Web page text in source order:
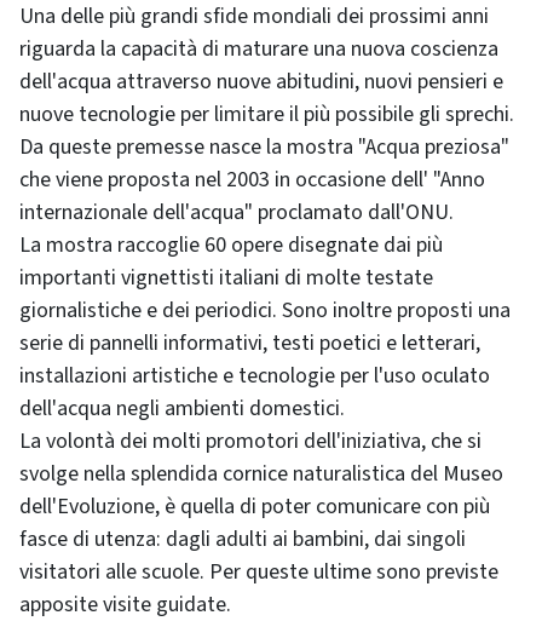
Una delle più grandi sfide mondiali dei prossimi anni
riguarda la capacità di maturare una nuova coscienza
dell'acqua attraverso nuove abitudini, nuovi pensieri e
nuove tecnologie per limitare il più possibile gli sprechi.
Da queste premesse nasce la mostra "Acqua preziosa"
che viene proposta nel 2003 in occasione dell' "Anno
internazionale dell'acqua" proclamato dall'ONU.
La mostra raccoglie 60 opere disegnate dai più
importanti vignettisti italiani di molte testate
giornalistiche e dei periodici. Sono inoltre proposti una
serie di pannelli informativi, testi poetici e letterari,
installazioni artistiche e tecnologie per l'uso oculato
dell'acqua negli ambienti domestici.
La volontà dei molti promotori dell'iniziativa, che si
svolge nella splendida cornice naturalistica del Museo
dell'Evoluzione, è quella di poter comunicare con più
fasce di utenza: dagli adulti ai bambini, dai singoli
visitatori alle scuole. Per queste ultime sono previste
apposite visite guidate.